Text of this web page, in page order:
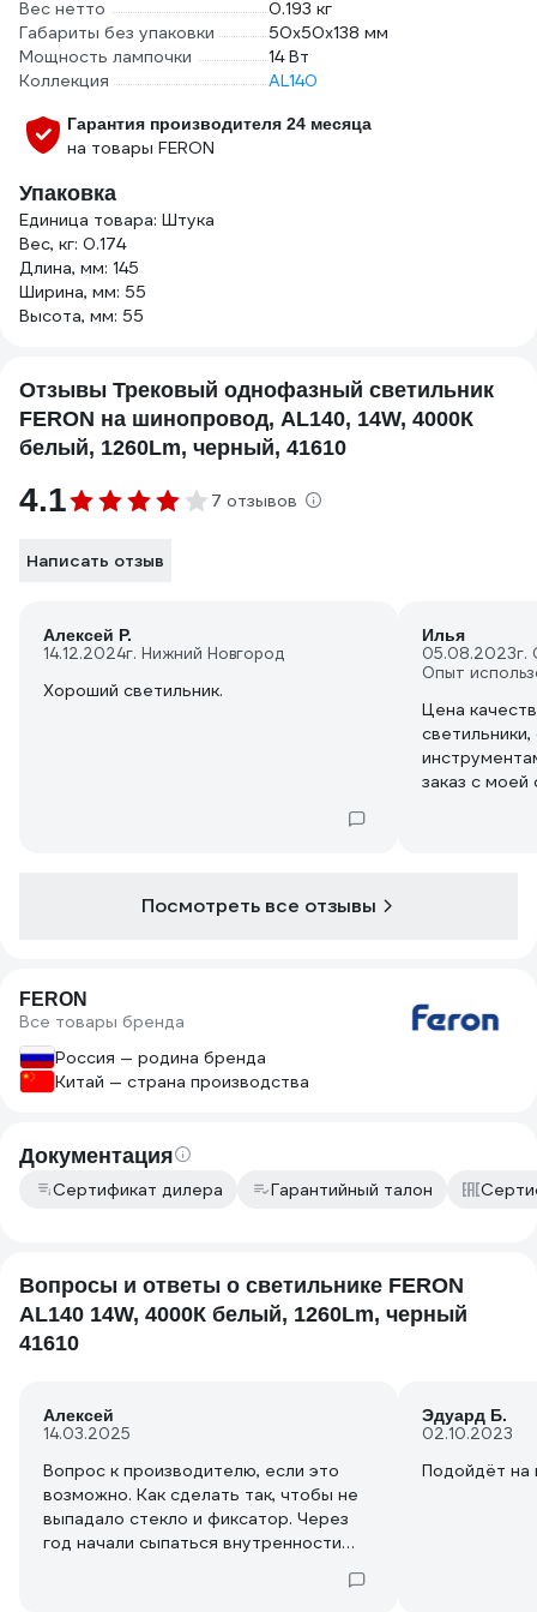
Вес нетто
0.193 кг
Габариты без упаковки
50х50х138 мм
Мощность лампочки
14 Вт
Коллекция
AL140
Гарантия производителя 24 месяца
на товары FERON
Упаковка
Единица товара: Штука
Вес, кг: 0.174
Длина, мм: 145
Ширина, мм: 55
Высота, мм: 55
Отзывы Трековый однофазный светильник
FERON на шинопровод, AL140, 14W, 4000К
белый, 1260Lm, черный, 41610
4.1 7 отзывов
Написать отзыв
Алексей Р.
14.12.2024г. Нижний Новгород
Хороший светильник.
Илья
05.08.2023г.
Опыт
Цена
заказ с моей
Посмотреть все отзывы
FERON
Все товары бренда
Россия — родина бренда
Китай — страна производства
Документация
Сертификат дилера Гарантийный талон
Вопросы и ответы о светильнике FERON
AL140 14W, 4000К белый, 1260Lm, черный
41610
Алексей
14.03.2025
Вопрос к производителю, если это
возможно. Как сделать так, чтобы не
выпадало стекло и фиксатор. Через
год начали сыпаться внутренности
Эдуард Б.
02.10.2023
Подойдёт на